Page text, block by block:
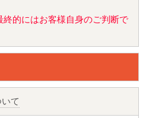
的にはお客様自身のご判断で
て